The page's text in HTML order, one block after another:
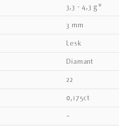
3,3 - 4,3 g*
3 mm
lesk
diamant
22
0,175ct
–